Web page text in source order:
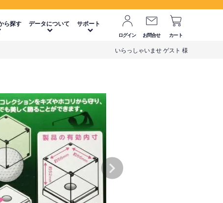
ら探す データについて サポート
ログイン お問合せ カート
いらっしゃいませ ゲスト 様